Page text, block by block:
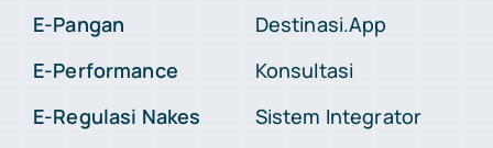
E-Pangan
E-Performance
E-Regulasi Nakes
Destinasi.App
Konsultasi
Sistem Integrator